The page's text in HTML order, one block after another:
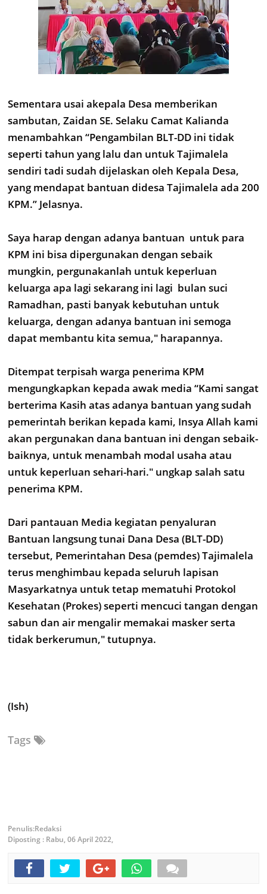
Sementara usai akepala Desa memberikan
sambutan, Zaidan SE. Selaku Camat Kalianda
menambahkan “Pengambilan BLT-DD ini tidak
seperti tahun yang lalu dan untuk Tajimalela
sendiri tadi sudah dijelaskan oleh Kepala Desa,
yang mendapat bantuan didesa Tajimalela ada 200
KPM.” Jelasnya.
Saya harap dengan adanya bantuan untuk para
KPM ini bisa dipergunakan dengan sebaik
mungkin, pergunakanlah untuk keperluan
keluarga apa lagi sekarang ini lagi bulan suci
Ramadhan, pasti banyak kebutuhan untuk
keluarga, dengan adanya bantuan ini semoga
dapat membantu kita semua," harapannya.
Ditempat terpisah warga penerima KPM
mengungkapkan kepada awak media “Kami sangat
berterima Kasih atas adanya bantuan yang sudah
pemerintah berikan kepada kami, Insya Allah kami
akan pergunakan dana bantuan ini dengan sebaik-
baiknya, untuk menambah modal usaha atau
untuk keperluan sehari-hari." ungkap salah satu
penerima KPM.
Dari pantauan Media kegiatan penyaluran
Bantuan langsung tunai Dana Desa (BLT-DD)
tersebut, Pemerintahan Desa (pemdes) Tajimalela
terus menghimbau kepada seluruh lapisan
Masyarkatnya untuk tetap mematuhi Protokol
Kesehatan (Prokes) seperti mencuci tangan dengan
sabun dan air mengalir memakai masker serta
tidak berkerumun," tutupnya.
(Ish)
Tags
Redaksi
Diposting : Rabu, 06 April 2022,